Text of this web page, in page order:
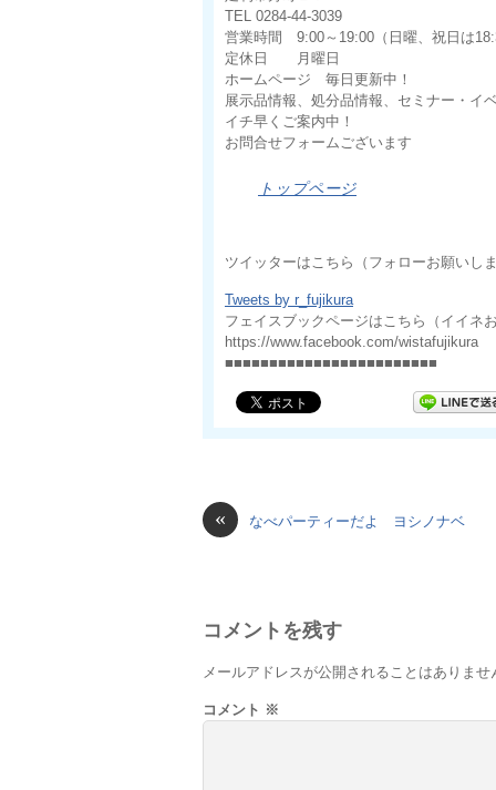
TEL 0284-44-3039
営業時間 9:00～19:00（日曜、祝日は
定休日 月曜日
ホームページ 毎日更新中！
展示品情報、処分品情報、セミナー・イ
イチ早くご案内中！
お問合せフォームございます
トップページ
ツイッターはこちら（フォローお願いし
Tweets by r_fujikura
フェイスブックページはこちら（イイネ
https://www.facebook.com/wistafujikura
■■■■■■■■■■■■■■■■■■■■■■■■
« なべパーティーだよ ヨシノナベ
コメントを残す
メールアドレスが公開されることはありませ
コメント ※